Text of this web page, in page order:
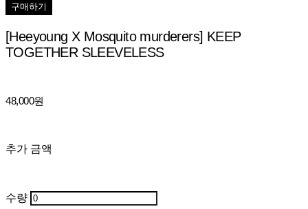
구매하기
[Heeyoung X Mosquito murderers] KEEP
TOGETHER SLEEVELESS
48,000원
추가 금액
수량